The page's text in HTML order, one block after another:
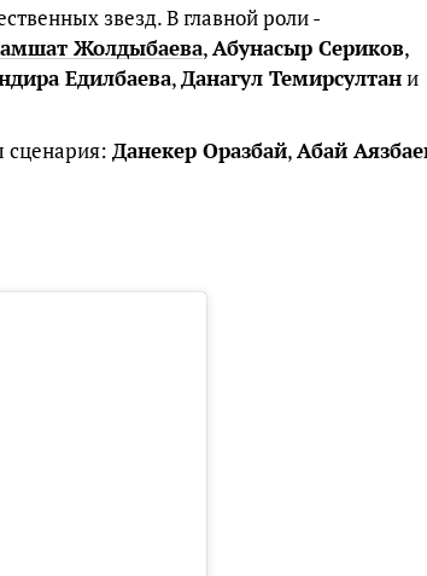
звезд. В главной роли -
Жолдыбаева,Абунасыр Сериков,
Едилбаева,Данагул Темирсултани
сценария: Данекер Оразбай,Абай